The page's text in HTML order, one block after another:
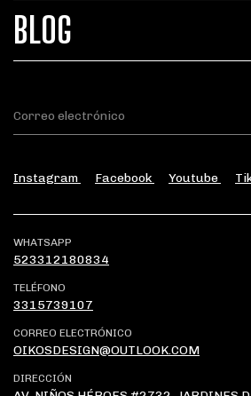
BLOG
Instagram Facebook Youtube
WHATSAPP
523312180834
TELÉFONO
3315739107
CORREO ELECTRÓNICO
OIKOSDESIGN@OUTLOOK.COM
DIRECCIÓN